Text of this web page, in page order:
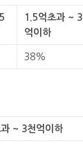
1.5억초과 ~ 3
억이하
38%
~ 3천억이하